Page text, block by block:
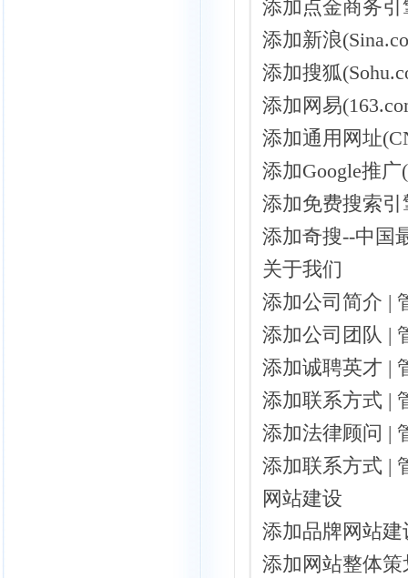
添加点金商务
添加新浪
添加搜狐
添加网易
添加通用网址
添加Google推
添加免费搜索
添加奇搜--中国
关于我们
添加公司简介 |
添加公司团队 |
添加诚聘英才 |
添加联系方式 |
添加法律顾问 |
添加联系方式 |
网站建设
添加品牌网站
添加网站整体